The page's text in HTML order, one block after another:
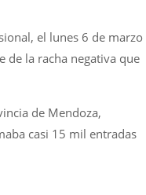
el lunes 6 de marzo
de la racha negativa que
de Mendoza,
casi 15 mil entradas